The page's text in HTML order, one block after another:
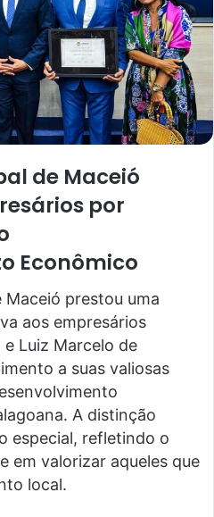
de Maceió
por
Econômico
Maceió prestou uma
aos empresários
Luiz Marcelo de
a suas valiosas
A distinção
especial, refletindo o
em valorizar aqueles que
local.